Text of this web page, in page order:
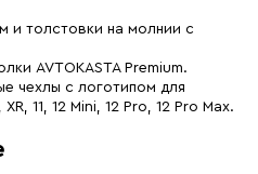
и толстовки на молнии с
AVTOKASTA Premium.
чехлы с логотипом для
11, 12 Mini, 12 Pro, 12 Pro Max.